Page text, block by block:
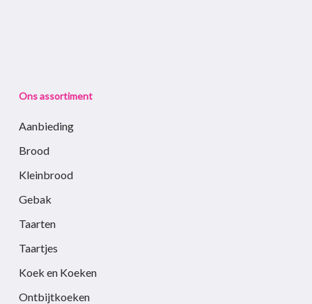
Ons assortiment
Aanbieding
Brood
Kleinbrood
Gebak
Taarten
Taartjes
Koek en Koeken
Ontbijtkoeken